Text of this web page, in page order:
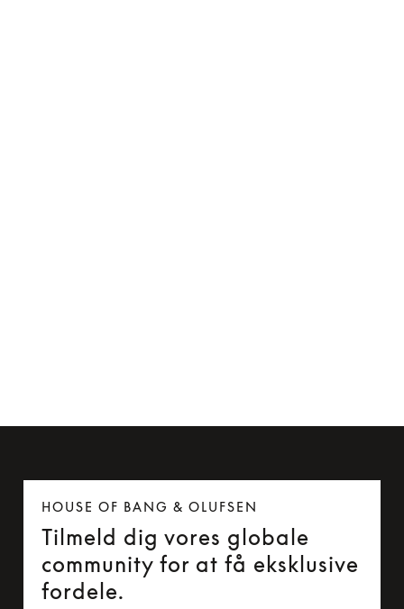
HOUSE OF BANG & OLUFSEN
Tilmeld dig vores globale
community for at få eksklusive
fordele.